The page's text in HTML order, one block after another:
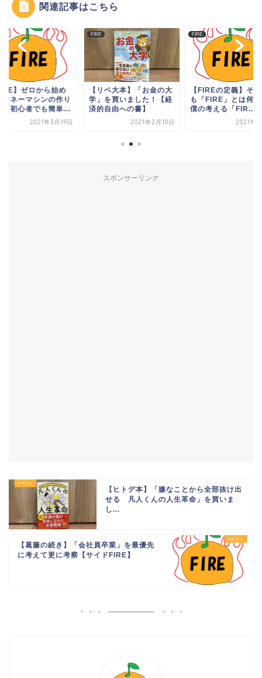
関連記事はこちら
】ゼロから始め
マネーマシンの作り
【初心者でも簡単...
2021年3月19日
FIRE
【リベ大本】「お金の大
学」を買いました！【経
済的自由への書】
2021年2月10日
FIRE
【FIREの定義】そ
も「FIRE」とは何
僕の考える「FIR...
2021年3
スポンサーリンク
【ヒトデ本】「嫌なことから全部抜け出
せる 凡人くんの人生革命」を買いま
し...
【葛藤の続き】「会社員卒業」を最優先
に考えて更に考察【サイドFIRE】